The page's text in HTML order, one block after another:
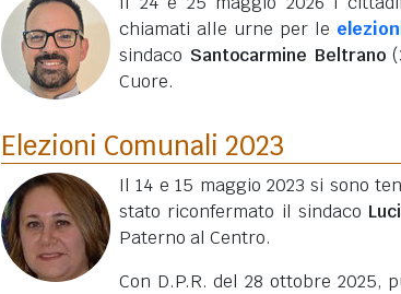
chiamati alle urne per le
sindaco Santocarmine Beltrano
Cuore.
Elezioni Comunali 2023
Il 14 e 15 maggio 2023 si sono
stato riconfermato il sindaco
Paterno al Centro.
Con D.P.R. del 28 ottobre 2025,